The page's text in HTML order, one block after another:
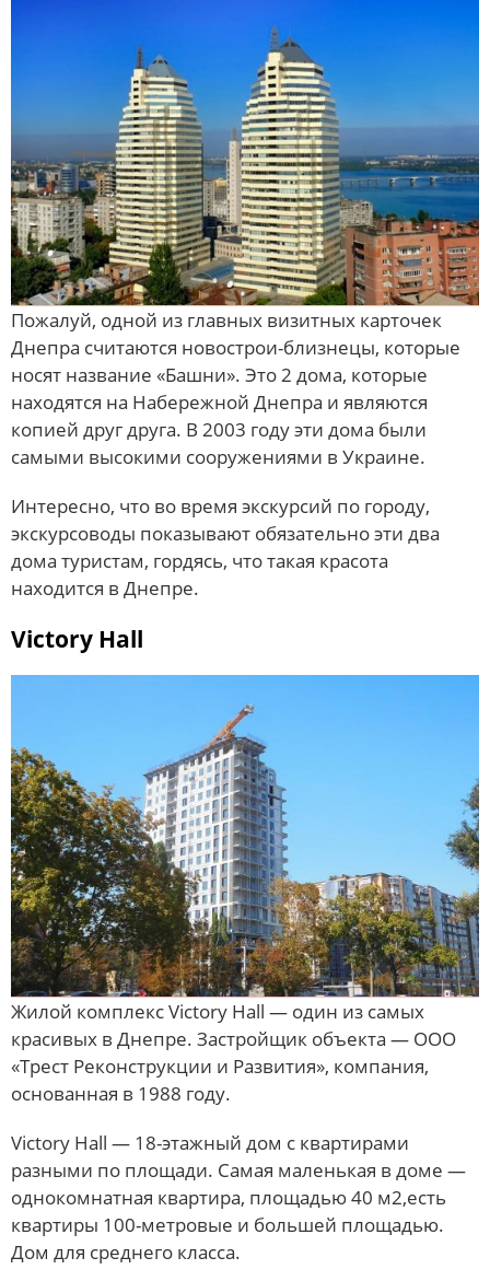
Пожалуй, одной из главных визитных карточек
Днепра считаются новострои-близнецы, которые
носят название «Башни». Это 2 дома, которые
находятся на Набережной Днепра и являются
копией друг друга. В 2003 году эти дома были
самыми высокими сооружениями в Украине.
Интересно, что во время экскурсий по городу,
экскурсоводы показывают обязательно эти два
дома туристам, гордясь, что такая красота
находится в Днепре.
Victory Hall
Жилой комплекс Victory Hall — один из самых
красивых в Днепре. Застройщик объекта — ООО
«Трест Реконструкции и Развития», компания,
основанная в 1988 году.
Victory Hall — 18-этажный дом с квартирами
разными по площади. Самая маленькая в доме —
однокомнатная квартира, площадью 40 м2,есть
квартиры 100-метровые и большей площадью.
Дом для среднего класса.